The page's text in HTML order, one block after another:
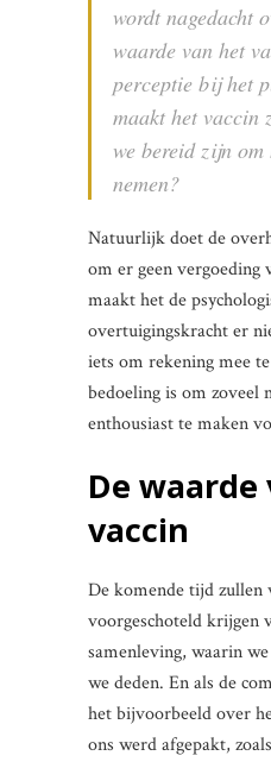
wordt nagedacht
waarde van het
perceptie bij het
maakt het vaccin
we bereid zijn
nemen?
Natuurlijk doet de
om er geen vergoeding
maakt het de
overtuigingskracht er
iets om rekening mee
bedoeling is om zoveel
enthousiast te maken
De
vaccin
De komende tijd zullen
voorgeschoteld krijgen
samenleving, waarin
we deden. En als de
het bijvoorbeeld over
ons werd afgepakt,